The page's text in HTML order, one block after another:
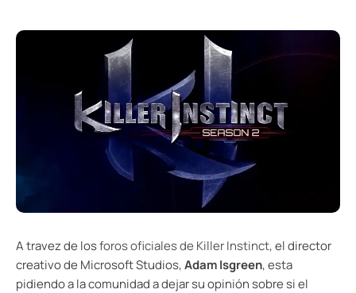
A travez de losforos oficiales de Killer Instinct, el director
creativo de Microsoft Studios,Adam Isgreen, esta
pidiendo a la comunidad a dejar su opinión sobre si el